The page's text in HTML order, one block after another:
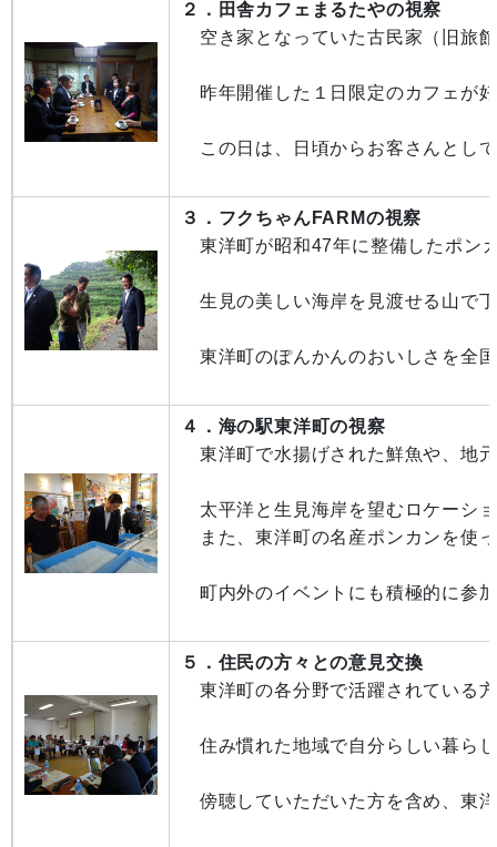
２．田舎カフェまるたやの視察
空き家となっていた古民家（旧旅
昨年開催した１日限定のカフェが
この日は、日頃からお客さんとし
３．フクちゃんFARMの視察
東洋町が昭和47年に整備したポン
生見の美しい海岸を見渡せる山で
東洋町のぽんかんのおいしさを全
４．海の駅東洋町の視察
東洋町で水揚げされた鮮魚や、地
太平洋と生見海岸を望むロケーシ
また、東洋町の名産ポンカンを使
町内外のイベントにも積極的に参
５．住民の方々との意見交換
東洋町の各分野で活躍されている
住み慣れた地域で自分らしい暮ら
傍聴していただいた方を含め、東